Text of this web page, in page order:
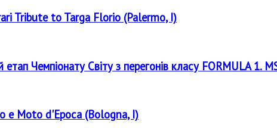
Tribute to Targa Florio (Palermo, I)
Чемпіонату Світу з перегонів класу FORMULA 1.
e Moto d'Epoca (Bologna, I)